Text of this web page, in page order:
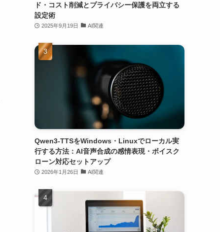
ド・コスト削減とプライバシー保護を両立する
設定術
2025年9月19日 AI関連
Qwen3-TTSをWindows・Linuxでローカル実
行する方法：AI音声合成の感情表現・ボイスク
ローン対応セットアップ
2026年1月26日 AI関連